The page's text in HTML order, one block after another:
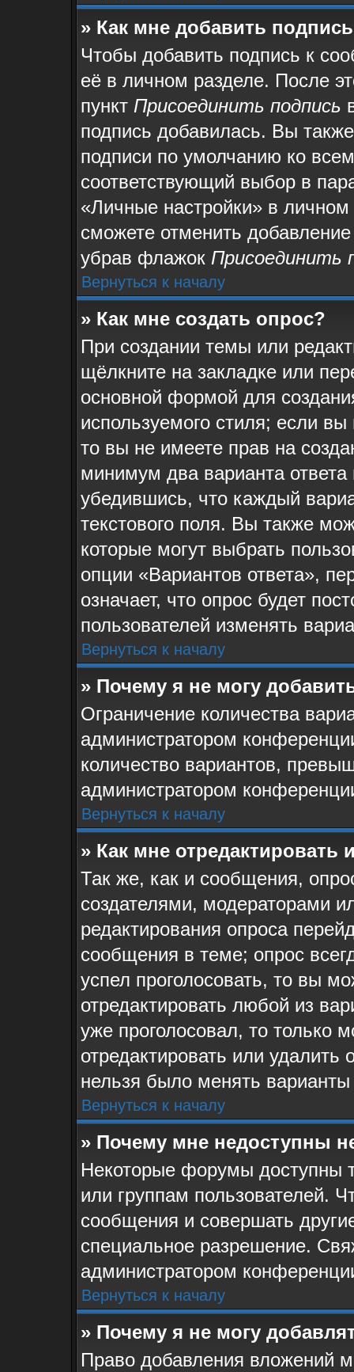
» Как мне добавить
Чтобы добавить подпись к
её в личном разделе. После
пункт Присоединить подпись
подпись добавилась. Вы
подписи по умолчанию ко
соответствующий выбор в
«Личные настройки» в
сможете отменить
убрав флажок Присоединить
Вернуться к началу
» Как мне создать опрос?
При создании темы или
щёлкните на закладке или
основной формой для
используемого стиля; если
то вы не имеете прав на
минимум два варианта
убедившись, что каждый
текстового поля. Вы также
которые могут выбрать
опции «Вариантов ответа»,
означает, что опрос будет
пользователей изменять
Вернуться к началу
» Почему я не могу
Ограничение количества
администратором
количество вариантов,
администратором
Вернуться к началу
» Как мне отредактировать
Так же, как и сообщения,
создателями, модераторами
редактирования опроса
сообщения в теме; опрос
успел проголосовать, то вы
отредактировать любой из
уже проголосовал, то только
отредактировать или
нельзя было менять
Вернуться к началу
» Почему мне недоступны
Некоторые форумы доступны
или группам пользователей.
сообщения и совершать
специальное разрешение.
администратором
Вернуться к началу
» Почему я не могу
Право добавления вложений